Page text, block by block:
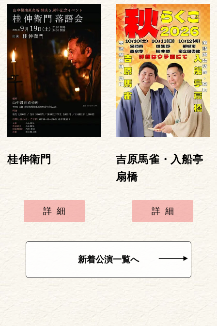
桂伸衛門
詳細
吉原馬雀・入船亭
扇橋
詳細
新着公演一覧へ